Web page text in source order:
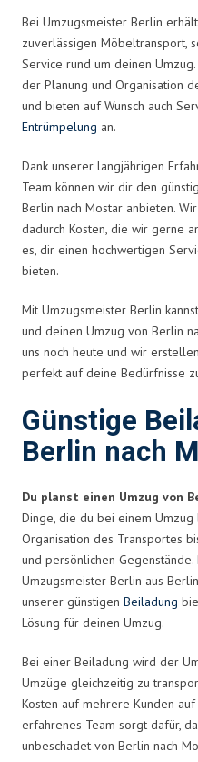
Bei Umzugsmeister Berlin
zuverlässigen Möbeltransport,
Service rund um deinen
der Planung und Organisation
und bieten auf Wunsch auch
Entrümpelung an.
Dank unserer langjährigen
Team können wir dir den
Berlin nach Mostar anbieten.
dadurch Kosten, die wir gerne
es, dir einen hochwertigen
bieten.
Mit Umzugsmeister Berlin
und deinen Umzug von Berlin
uns noch heute und wir
perfekt auf deine Bedürfnisse
Günstige
Berlin nach
Du planst einen Umzug von
Dinge, die du bei einem
Organisation des Transportes
und persönlichen
Umzugsmeister Berlin aus
unserer günstigen Beiladung
Lösung für deinen Umzug.
Bei einer Beiladung wird der
Umzüge gleichzeitig zu
Kosten auf mehrere Kunden
erfahrenes Team sorgt dafür,
unbeschadet von Berlin nach